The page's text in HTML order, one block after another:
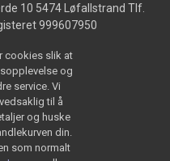
10 5474 Løfallstrand Tlf.
999607950
cookies slik at
og
service. Vi
til å
og huske
din.
som normalt